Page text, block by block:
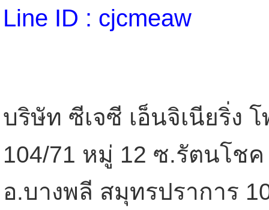
Line ID : cjcmeaw
บริษัท ซีเจซี เอ็นจิเนียริ่ง
104/71 หมู่ 12 ซ.รัตนโช
อ.บางพลี สมุทรปราการ